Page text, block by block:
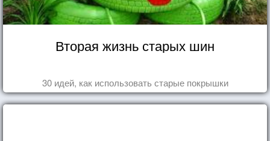
Вторая жизнь старых шин
30 идей, как использовать старые покрышки